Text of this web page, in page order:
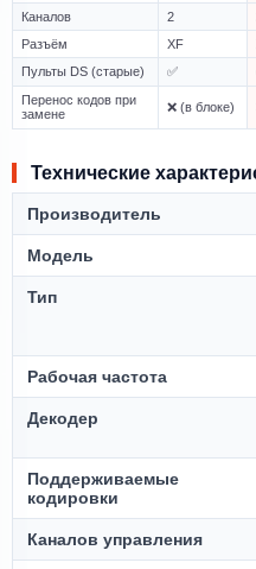
Каналов 2
Разъём
XF
Пульты DS (старые)
✅
Перенос кодов при
замене
❌ (в блоке)
Технические
Производитель
Модель
Тип
Рабочая частота
Декодер
Поддерживаемые
кодировки
Каналов управления